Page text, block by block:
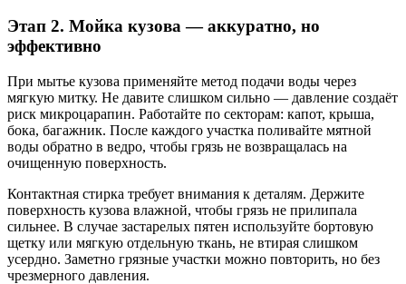
Этап 2. Мойка кузова — аккуратно, но
эффективно
При мытье кузова применяйте метод подачи воды через
мягкую митку. Не давите слишком сильно — давление создаёт
риск микроцарапин. Работайте по секторам: капот, крыша,
бока, багажник. После каждого участка поливайте мятной
воды обратно в ведро, чтобы грязь не возвращалась на
очищенную поверхность.
Контактная стирка требует внимания к деталям. Держите
поверхность кузова влажной, чтобы грязь не прилипала
сильнее. В случае застарелых пятен используйте бортовую
щетку или мягкую отдельную ткань, не втирая слишком
усердно. Заметно грязные участки можно повторить, но без
чрезмерного давления.